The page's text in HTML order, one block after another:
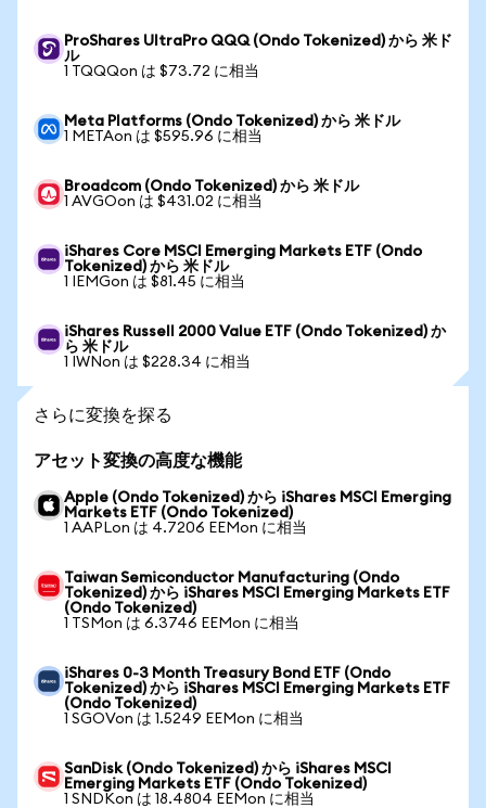
ProShares UltraPro QQQ (Ondo Tokenized) から 米ド
ル
1 TQQQon は $73.72 に相当
Meta Platforms (Ondo Tokenized) から 米ドル
1 METAon は $595.96 に相当
Broadcom (Ondo Tokenized) から 米ドル
1 AVGOon は $431.02 に相当
iShares Core MSCI Emerging Markets ETF (Ondo
Tokenized) から 米ドル
1 IEMGon は $81.45 に相当
iShares Russell 2000 Value ETF (Ondo Tokenized) か
ら 米ドル
1 IWNon は $228.34 に相当
さらに変換を探る
アセット変換の高度な機能
Apple (Ondo Tokenized) から iShares MSCI Emerging
Markets ETF (Ondo Tokenized)
1 AAPLon は 4.7206 EEMon に相当
Taiwan Semiconductor Manufacturing (Ondo
Tokenized) から iShares MSCI Emerging Markets ETF
(Ondo Tokenized)
1 TSMon は 6.3746 EEMon に相当
iShares 0-3 Month Treasury Bond ETF (Ondo
Tokenized) から iShares MSCI Emerging Markets ETF
(Ondo Tokenized)
1 SGOVon は 1.5249 EEMon に相当
SanDisk (Ondo Tokenized) から iShares MSCI
Emerging Markets ETF (Ondo Tokenized)
1 SNDKon は 18.4804 EEMon に相当